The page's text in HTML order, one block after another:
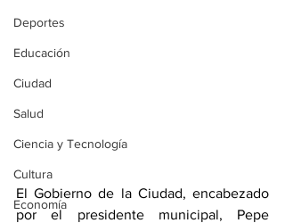
Deportes
Educación
Ciudad
Salud
Ciencia y Tecnología
Cultura
Economía
El Gobierno de la Ciudad, encabezado
por el presidente municipal, Pepe